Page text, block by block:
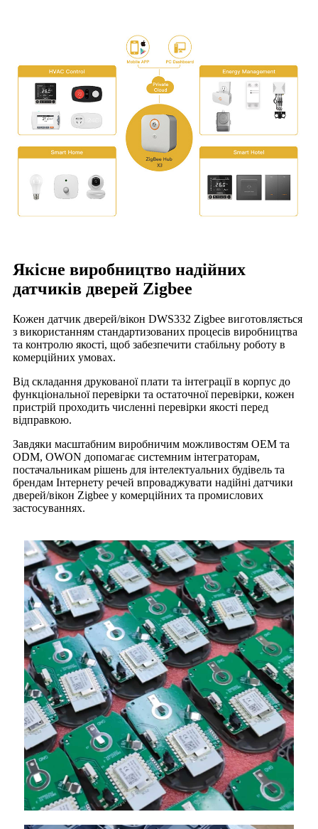
Якісне виробництво надійних
датчиків дверей Zigbee
Кожен датчик дверей/вікон DWS332 Zigbee виготовляється
з використанням стандартизованих процесів виробництва
та контролю якості, щоб забезпечити стабільну роботу в
комерційних умовах.
Від складання друкованої плати та інтеграції в корпус до
функціональної перевірки та остаточної перевірки, кожен
пристрій проходить численні перевірки якості перед
відправкою.
Завдяки масштабним виробничим можливостям OEM та
ODM, OWON допомагає системним інтеграторам,
постачальникам рішень для інтелектуальних будівель та
брендам Інтернету речей впроваджувати надійні датчики
дверей/вікон Zigbee у комерційних та промислових
застосуваннях.